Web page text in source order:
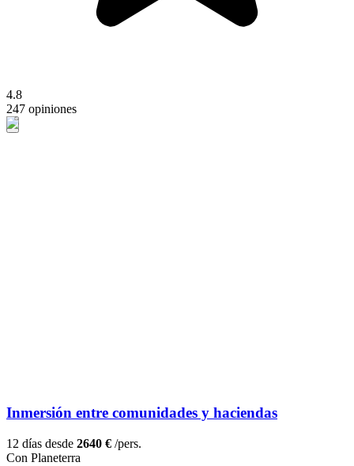
4.8
247 opiniones
Inmersión entre comunidades y haciendas
12 días desde 2640 € /pers.
Con Planeterra